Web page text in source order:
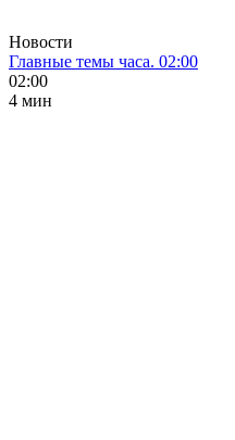
Новости
Главные темы часа. 02:00
02:00
4 мин